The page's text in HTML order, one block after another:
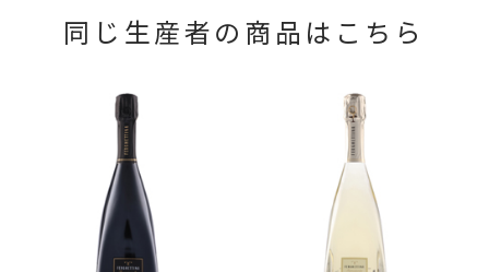
同じ生産者の商品はこちら